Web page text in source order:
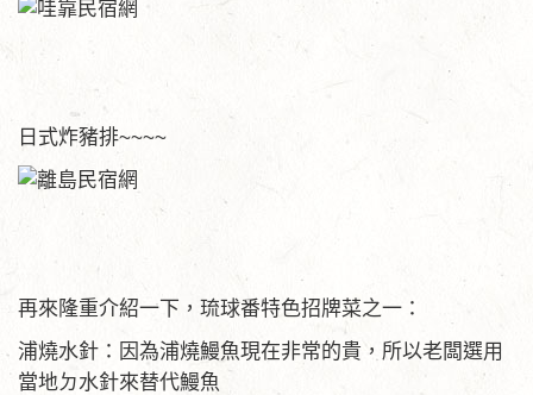
日式炸豬排~~~~
再來隆重介紹一下，琉球番特色招牌菜之一：
浦燒水針：因為浦燒鰻魚現在非常的貴，所以老闆選用
當地ㄉ水針來替代鰻魚